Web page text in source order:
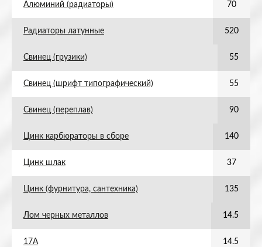
Алюминий (радиаторы) 70
Радиаторы латунные 520
Свинец (грузики) 55
Свинец (шрифт типографический) 55
Свинец (переплав) 90
Цинк карбюраторы в сборе 140
Цинк шлак 37
Цинк (фурнитура, сантехника) 135
Лом черных металлов 14.5
17А 14.5